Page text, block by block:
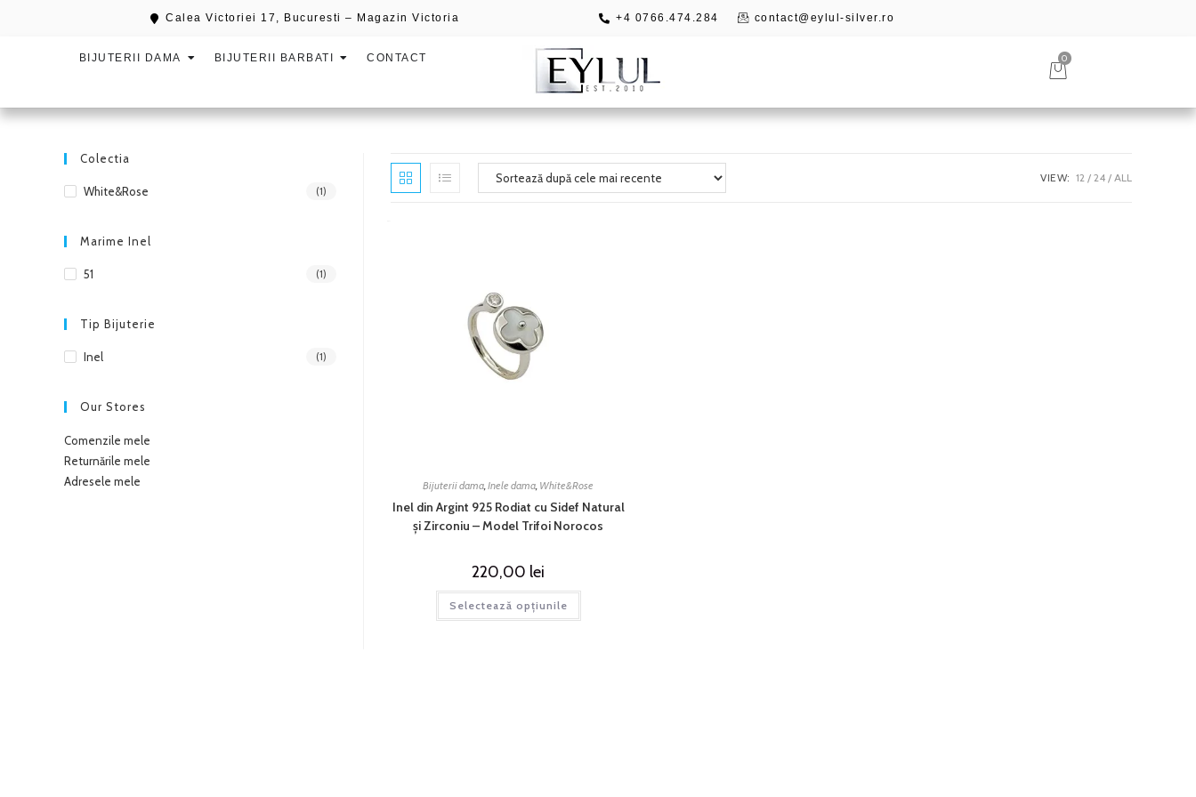
Calea Victoriei 17, Bucuresti – Magazin Victoria +4 0766.474.284 contact@eylul-silver.ro
BIJUTERII DAMA BIJUTERII BARBATI CONTACT 0
VIEW: 12 24 ALL
Bijuterii dama ,Inele dama White&Rose
Inel din Argint 925 Rodiat cu Sidef Natural
și Zirconiu – Model Trifoi Norocos
220,00 lei
Selectează opțiunile
Colectia
White&Rose (1)
Marime Inel
51 (1)
Tip Bijuterie
Inel (1)
Our Stores
Comenzile mele
Returnările mele
Adresele mele